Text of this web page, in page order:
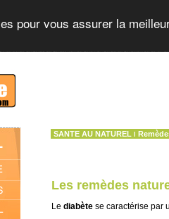
pour vous assurer la
SANTE AU NATUREL
Les remèdes
Le diabète se caractérise par